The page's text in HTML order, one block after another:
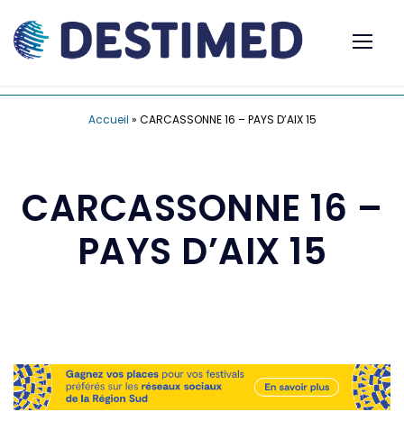
Accueil » CARCASSONNE 16 – PAYS D’AIX 15
CARCASSONNE 16 –
PAYS D’AIX 15